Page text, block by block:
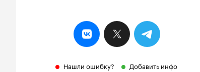
Нашли ошибку? Добавить инфо